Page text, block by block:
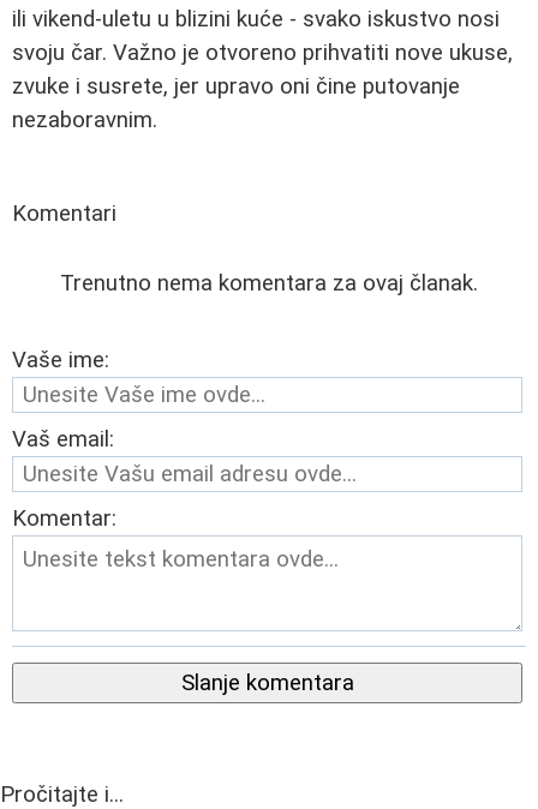
ili vikend-uletu u blizini kuće - svako iskustvo nosi
svoju čar. Važno je otvoreno prihvatiti nove ukuse,
zvuke i susrete, jer upravo oni čine putovanje
nezaboravnim.
Komentari
Trenutno nema komentara za ovaj članak.
Vaše ime:
Vaš email:
Komentar:
Slanje komentara
Pročitajte i...